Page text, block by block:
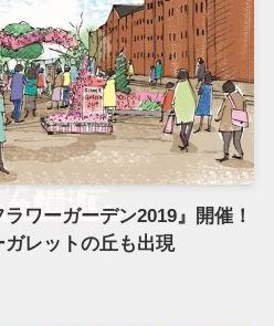
ワーガーデン2019』開催！
レットの丘も出現